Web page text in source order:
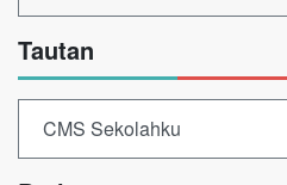
Tautan
CMS Sekolahku